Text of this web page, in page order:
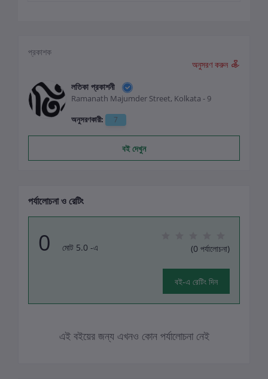
প্রকাশক
অনুসরণ করুন
লতিকা প্রকাশনী
Ramanath Majumder Street, Kolkata - 9
অনুসরণকারী:
7
বই দেখুন
পর্যালোচনা ও রেটিং
0 মোট 5.0 -এ (0 পর্যালোচনা)
বই-এ রেটিং দিন
এই বইয়ের জন্য এখনও কোন পর্যালোচনা নেই